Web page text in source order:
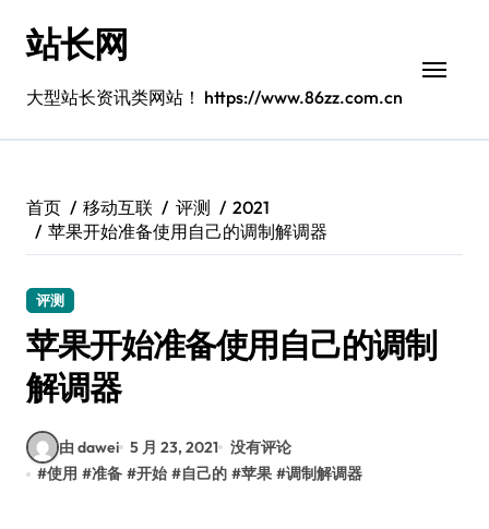
站长网
大型站长资讯类网站！ https://www.86zz.com.cn
首页 移动互联 评测
2021
苹果开始准备使用自己的调制解调器
评测
苹果开始准备使用自己的调制
解调器
由 dawei 5 月 23, 2021 没有评论
#使用 #准备 #开始 #自己的 #苹果 #调制解调器